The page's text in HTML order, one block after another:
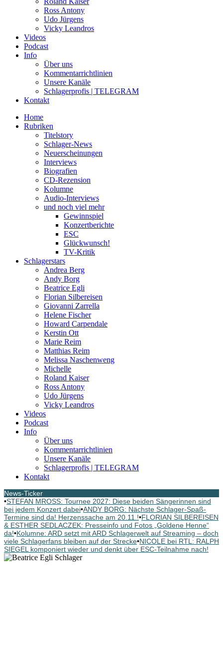
Ross Antony
Udo Jürgens
Vicky Leandros
Videos
Podcast
Info
Über uns
Kommentarrichtlinien
Unsere Kanäle
Schlagerprofis | TELEGRAM
Kontakt
Home
Rubriken
Titelstory
Schlager-News
Neuerscheinungen
Interviews
Biografien
CD-Rezension
Kolumne
Audio-Interviews
und noch viel mehr
Gewinnspiel
Konzertberichte
ESC
Glückwunsch!
TV-Kritik
Schlagerstars
Andrea Berg
Andy Borg
Beatrice Egli
Florian Silbereisen
Giovanni Zarrella
Helene Fischer
Howard Carpendale
Kerstin Ott
Marie Reim
Matthias Reim
Melissa Naschenweng
Michelle
Roland Kaiser
Ross Antony
Udo Jürgens
Vicky Leandros
Videos
Podcast
Info
Über uns
Kommentarrichtlinien
Unsere Kanäle
Schlagerprofis | TELEGRAM
Kontakt
News-Ticker
•STEFAN MROSS: Tournee 2027: Diese beiden Sängerinnen sind
bei jedem Konzert dabei•ANDY BORG: Nächste Schlager-Spaß-
Termine sind da! Herzenssache am 20.11.!•FLORIAN SILBEREISEN
& ESTHER SEDLACZEK: Presseinfo und Fotos „Goldene Henne“
da!•Kolumne: ARD setzt mit ARD Schlagerwelt auf Streaming – doch
viele Schlagerfans bleiben auf der Strecke•NICOLE bei RTL: RALPH
SIEGEL komponiert wieder und denkt über ESC-Teilnahme nach!